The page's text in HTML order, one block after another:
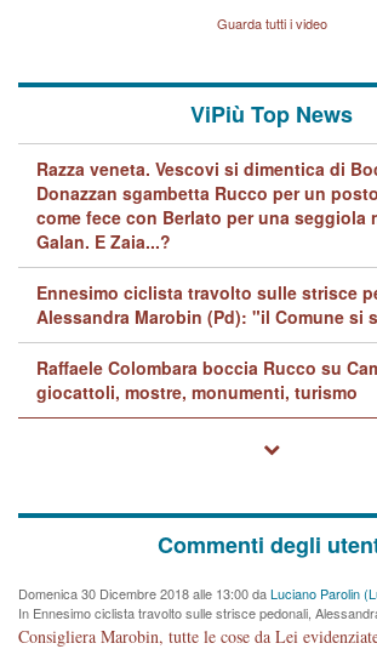
quelle di... Barbara D'UrsoGuarda tutti i video
ViPiù Top News
Razza veneta. Vescovi si dimentica di
Donazzan sgambetta Rucco per un
come fece con Berlato per una seggiola
Galan. E Zaia...?
Ennesimo ciclista travolto sulle strisce
Alessandra Marobin (Pd): "il Comune si
Raffaele Colombara boccia Rucco su
giocattoli, mostre, monumenti, turismo
Commenti degli
Domenica 30 Dicembre 2018 alle 13:00 daLuciano Parolin
In Ennesimo ciclista travolto sulle strisce pedonali,
Comune si svegli"